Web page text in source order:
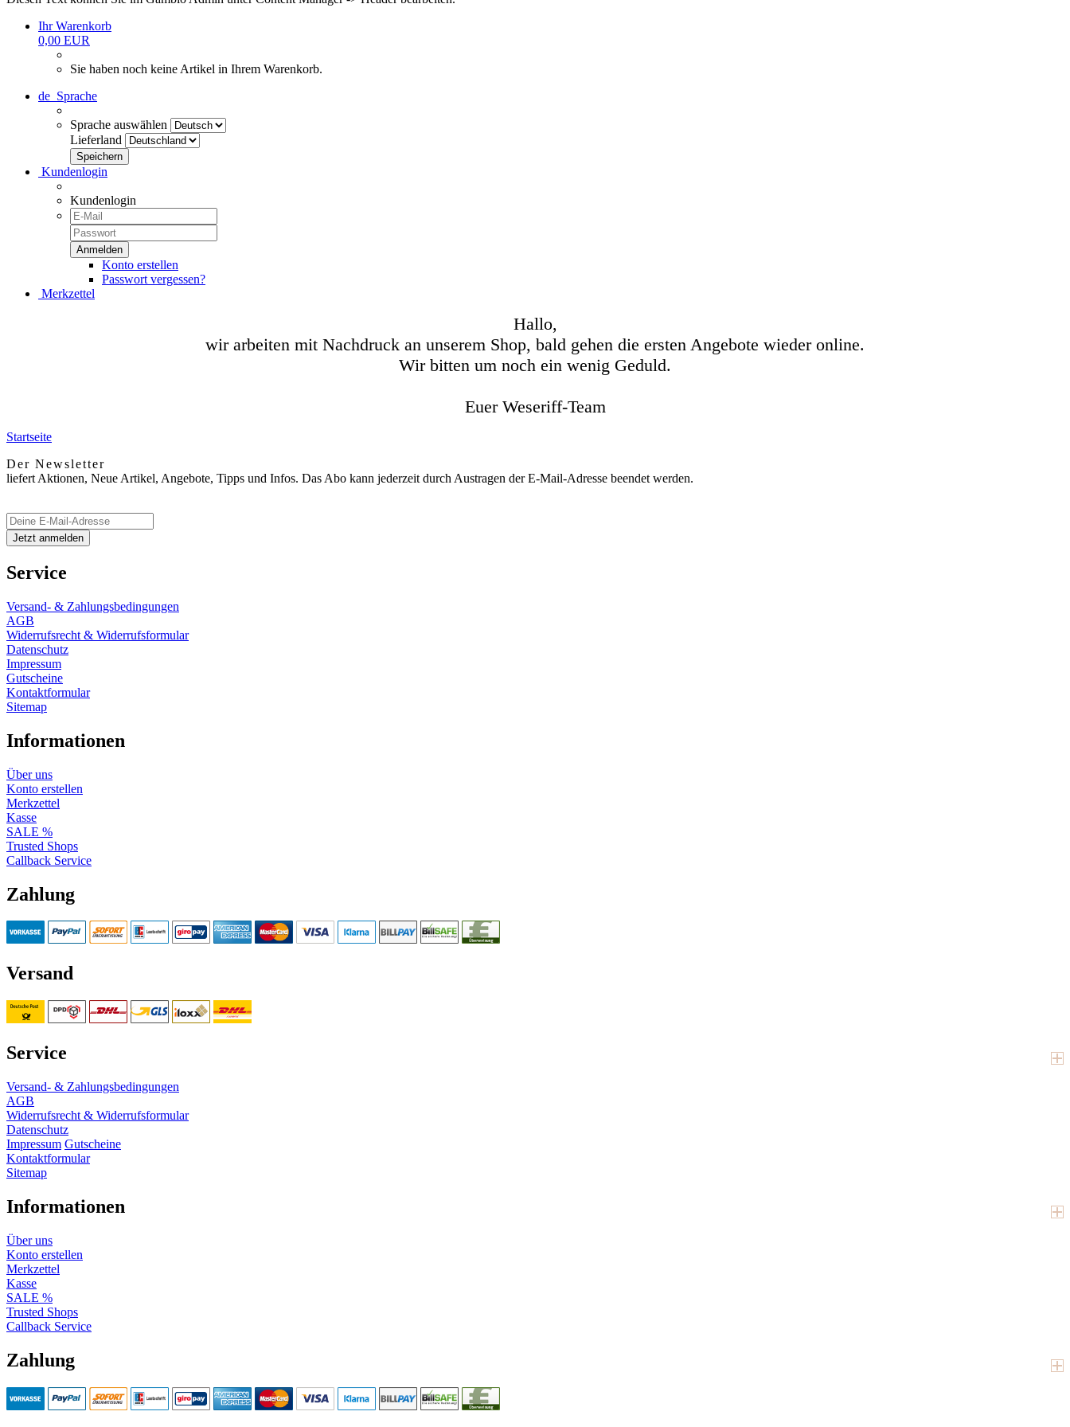
Ihr Warenkorb
0,00 EUR
Sie haben noch keine Artikel in Ihrem Warenkorb.
de Sprache
Sprache auswählen
Lieferland
Kundenlogin
Kundenlogin
Konto erstellen
Passwort vergessen?
Merkzettel
Hallo,
wir arbeiten mit Nachdruck an unserem Shop, bald gehen die ersten Angebote wieder online.
Wir bitten um noch ein wenig Geduld.
Euer Weseriff-Team
Startseite
Der Newsletter
liefert Aktionen, Neue Artikel, Angebote, Tipps und Infos. Das Abo kann jederzeit durch Austragen der E-Mail-Adresse beendet werden.
Service
Versand- & Zahlungsbedingungen
AGB
Widerrufsrecht & Widerrufsformular
Datenschutz
Impressum
Gutscheine
Kontaktformular
Sitemap
Informationen
Über uns
Konto erstellen
Merkzettel
Kasse
SALE %
Trusted Shops
Callback Service
Zahlung
Versand
Service
Versand- & Zahlungsbedingungen
AGB
Widerrufsrecht & Widerrufsformular
Datenschutz
Impressum Gutscheine
Kontaktformular
Sitemap
Informationen
Über uns
Konto erstellen
Merkzettel
Kasse
SALE %
Trusted Shops
Callback Service
Zahlung